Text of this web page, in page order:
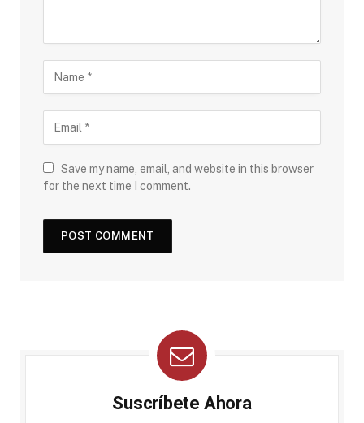
Save my name, email, and website in this browser
for the next time I comment.
Suscríbete Ahora